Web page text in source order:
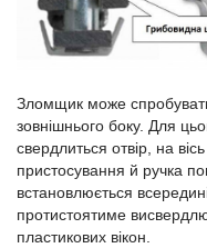
Зломщик може спробувати
зовнішнього боку. Для
свердлиться отвір, на
пристосування й ручка
встановлюється
протистоятиме
пластикових вікон.